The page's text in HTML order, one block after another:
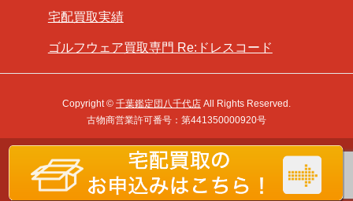
宅配買取実績
ゴルフウェア買取専門 Re:ドレスコード
Copyright © 千葉鑑定団八千代店 All Rights Reserved.
古物商営業許可番号：第441350000920号